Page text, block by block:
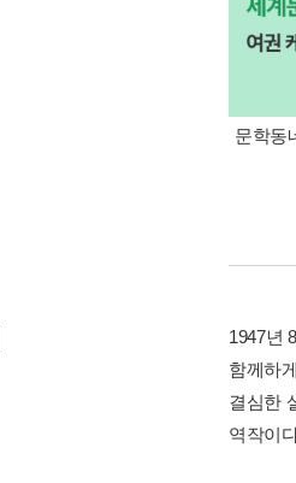
문학동
1947년
함께하
결심한
역작이